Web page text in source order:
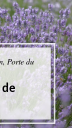
Porte du